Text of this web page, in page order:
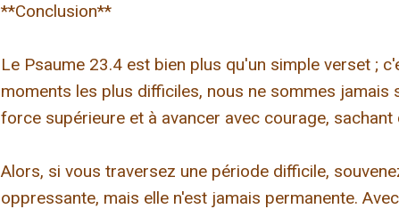
**Conclusion**
Le Psaume 23.4 est bien plus qu'un simple verset ;
moments les plus difficiles, nous ne sommes
force supérieure et à avancer avec courage,
Alors, si vous traversez une période difficile,
oppressante, mais elle n'est jamais permanente.